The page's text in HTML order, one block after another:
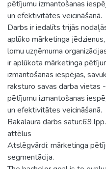
pētījumu izmantošanas
un efektivitātes veicināšanā.
Darbs ir iedalīts trijās
aplūko mārketinga
lomu uzņēmuma
ir aplūkota mārketinga
izmantošanas iespējas,
raksturo savas darba vietas
pētījumu izmantošanas
un efektivitātes veicināšanā.
Bakalaura darbs
attēlus
Atslēgvārdi: mārketinga
segmentācija.